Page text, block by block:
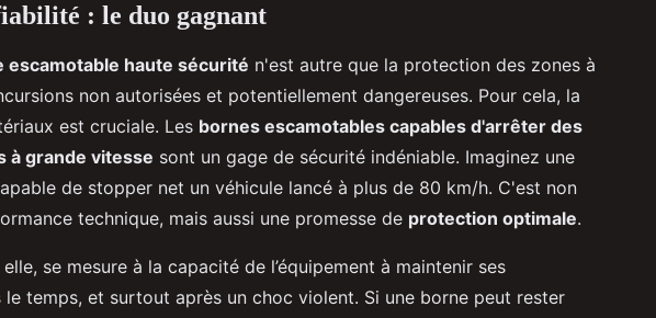
: le duo gagnant
escamotable haute sécurité n'est autre que la protection des zones à
non autorisées et potentiellement dangereuses. Pour cela, la
est cruciale. Les bornes escamotables capables d'arrêter des
à grande vitesse sont un gage de sécurité indéniable. Imaginez une
de stopper net un véhicule lancé à plus de 80 km/h. C'est non
technique, mais aussi une promesse de protection optimale.
se mesure à la capacité de l’équipement à maintenir ses
le temps, et surtout après un choc violent. Si une borne peut rester